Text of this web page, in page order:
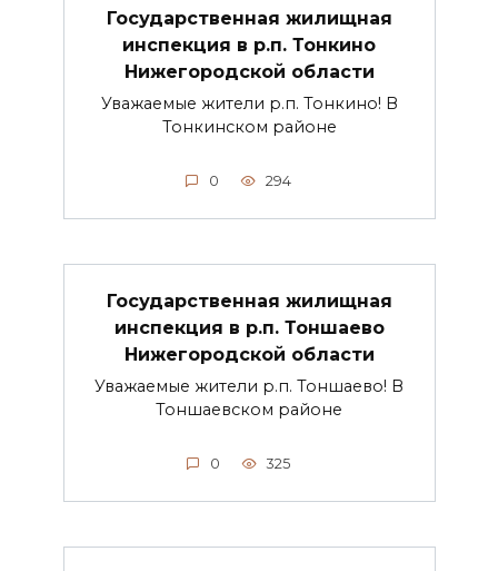
Государственная жилищная
инспекция в р.п. Тонкино
Нижегородской области
Уважаемые жители р.п. Тонкино! В
Тонкинском районе
0 294
Государственная жилищная
инспекция в р.п. Тоншаево
Нижегородской области
Уважаемые жители р.п. Тоншаево! В
Тоншаевском районе
0 325